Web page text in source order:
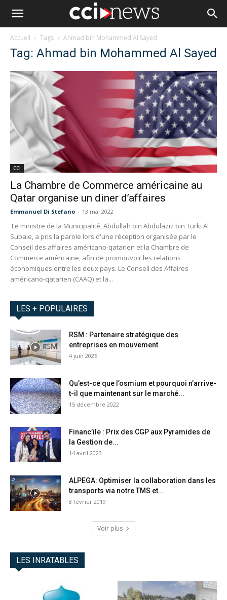
Accueil Tags Ahmad bin Mohammed Al Sayed
Tag: Ahmad bin Mohammed Al Sayed
CCI
La Chambre de Commerce américaine au
Qatar organise un diner d’affaires
Emmanuel Di Stefano - 13 mai 2022
Le ministre de la Municipalité, Abdullah bin Abdulaziz bin Turki Al
Subaie, a pris la parole lors d'une réception organisée par le
Conseil des affaires américano-qatarien et la Chambre de
Commerce américaine, afin de promouvoir les relations
économiques entre les deux pays. Le Conseil des Affaires
américano-qatarien (CAAQ) et la...
LES + POPULAIRES
RSM : Partenaire stratégique des
entreprises en mouvement
4 juin 2026
Qu’est-ce que l’osmium et pourquoi n’arrive-
t-il que maintenant sur le marché...
15 décembre 2022
Financ’ile : Prix des CGP aux Pyramides de
la Gestion de...
14 avril 2023
ALPEGA: Optimiser la collaboration dans les
transports via notre TMS et...
8 février 2019
Voir plus
LES INRATABLES